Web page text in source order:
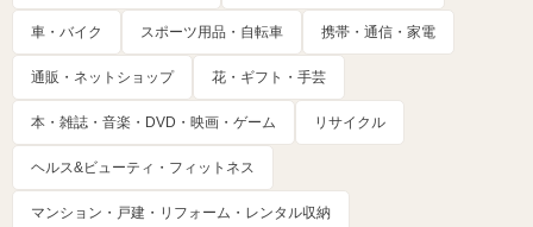
車・バイク スポーツ用品・自転車 携帯・通信・家電
通販・ネットショップ 花・ギフト・手芸
本・雑誌・音楽・DVD・映画・ゲーム リサイクル
ヘルス&ビューティ・フィットネス
マンション・戸建・リフォーム・レンタル収納